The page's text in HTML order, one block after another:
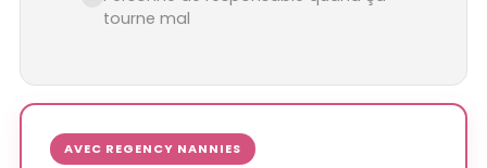
tourne mal
AVEC REGENCY NANNIES